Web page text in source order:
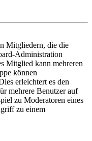
Mitgliedern, die die
Administration
Mitglied kann mehreren
können
erleichtert es den
mehrere Benutzer auf
zu Moderatoren eines
zu einem